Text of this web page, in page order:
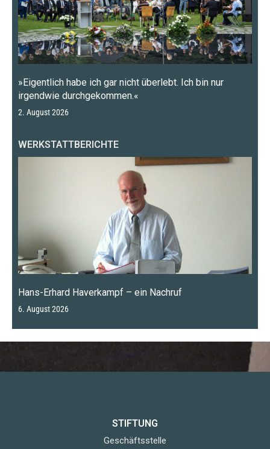
»Eigentlich habe ich gar nicht überlebt. Ich bin nur
irgendwie durchgekommen.«
2. August 2026
WERKSTATTBERICHTE
Hans-Erhard Haverkampf – ein Nachruf
6. August 2026
STIFTUNG
Geschäftsstelle